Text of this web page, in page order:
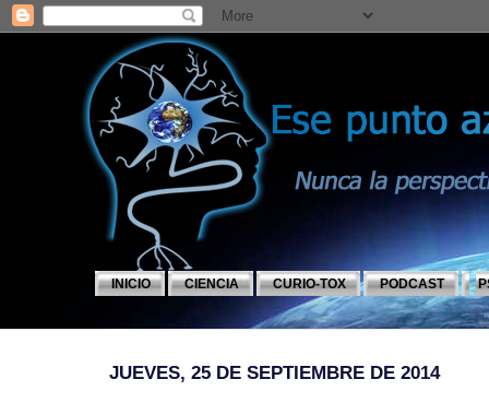
INICIO CIENCIA CURIO-TOX PODCAST
JUEVES, 25 DE SEPTIEMBRE DE 2014